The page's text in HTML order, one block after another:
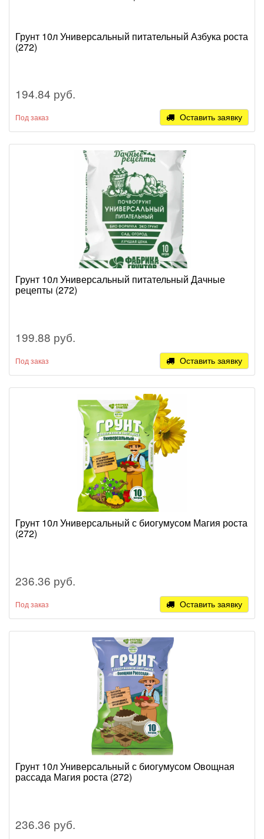
Грунт 10л Универсальный питательный Азбука роста
(272)
194.84 руб.
Под заказ Оставить заявку
Грунт 10л Универсальный питательный Дачные
рецепты (272)
199.88 руб.
Под заказ Оставить заявку
Грунт 10л Универсальный с биогумусом Магия роста
(272)
236.36 руб.
Под заказ Оставить заявку
Грунт 10л Универсальный с биогумусом Овощная
рассада Магия роста (272)
236.36 руб.